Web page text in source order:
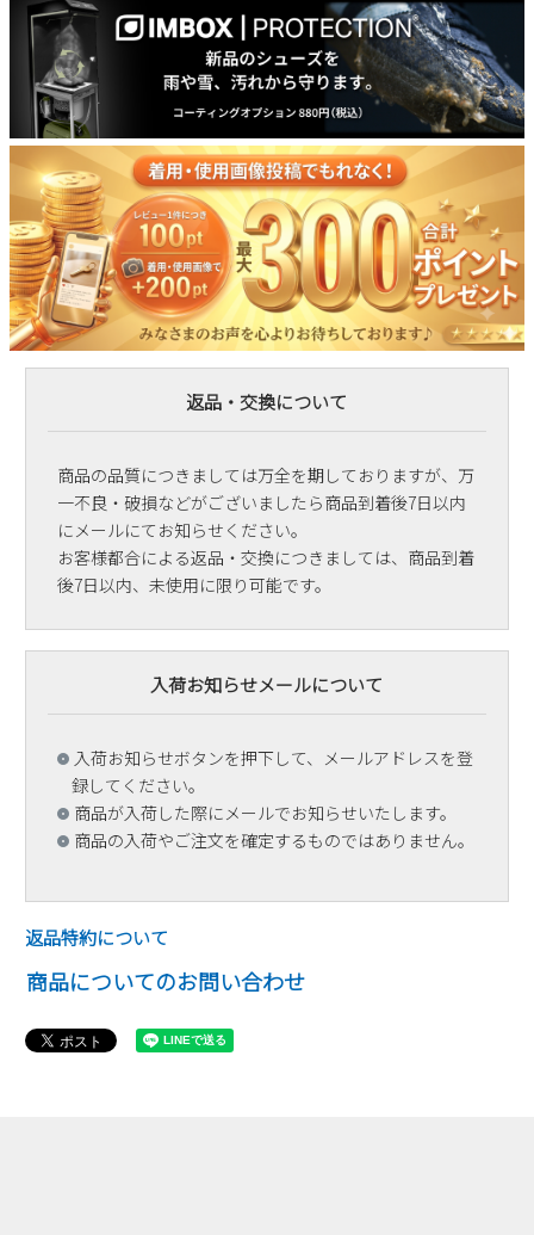
返品・交換について
商品の品質につきましては万全を期しておりますが、万
一不良・破損などがございましたら商品到着後7日以内
にメールにてお知らせください。
お客様都合による返品・交換につきましては、商品到着
後7日以内、未使用に限り可能です。
入荷お知らせメールについて
入荷お知らせボタンを押下して、メールアドレスを登
録してください。
商品が入荷した際にメールでお知らせいたします。
商品の入荷やご注文を確定するものではありません。
返品特約について
商品についてのお問い合わせ